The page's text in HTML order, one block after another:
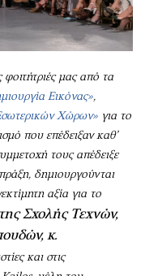
φοιτήτριές μας από τα
Εικόνας»,
Χώρων» για το
που επέδειξαν καθ’
τους απέδειξε
δημιουργούνται
αξία για το
Σχολής Τεχνών,
κ.
και στις